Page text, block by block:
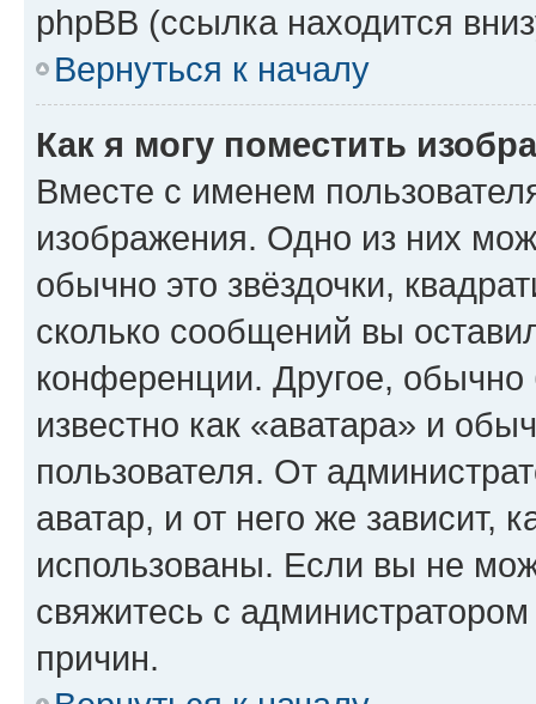
phpBB (ссылка находится
Вернуться к началу
Как я могу поместить
Вместе с именем
изображения. Одно из них
обычно это звёздочки,
сколько сообщений вы
конференции. Другое,
известно как «аватара» и
пользователя. От
аватар, и от него же зависит,
использованы. Если вы не
свяжитесь с
причин.